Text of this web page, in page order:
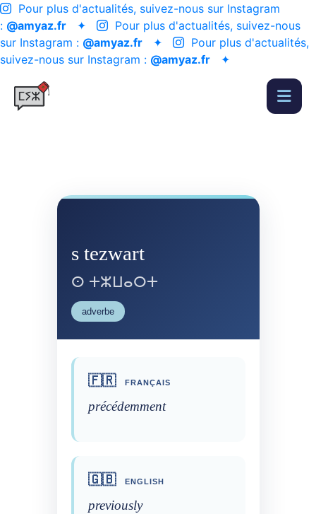
Pour plus d'actualités, suivez-nous sur Instagram
: @amyaz.fr ✦
Pour plus d'actualités, suivez-nous
sur Instagram : @amyaz.fr ✦
Pour plus d'actualités,
suivez-nous sur Instagram : @amyaz.fr ✦
s tezwart
ⵙ ⵜⵣⵡⴰⵔⵜ
adverbe
🇫🇷 FRANÇAIS
précédemment
🇬🇧 ENGLISH
previously